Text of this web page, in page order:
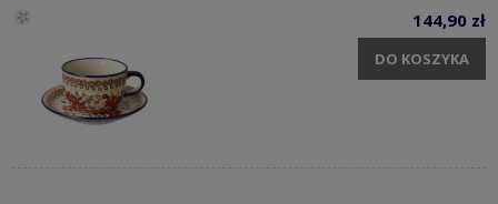
144,90 zł
DO KOSZYKA